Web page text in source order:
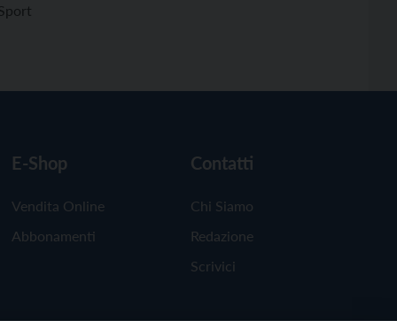
E-Shop
Vendita Online
Abbonamenti
Contatti
Chi Siamo
Redazione
Scrivici